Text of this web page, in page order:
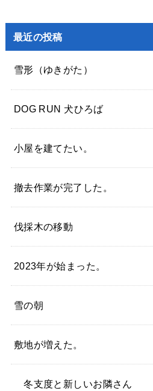
最近の投稿
雪形（ゆきがた）
DOG RUN 犬ひろば
小屋を建てたい。
撤去作業が完了した。
伐採木の移動
2023年が始まった。
雪の朝
敷地が増えた。
冬支度と新しいお隣さん